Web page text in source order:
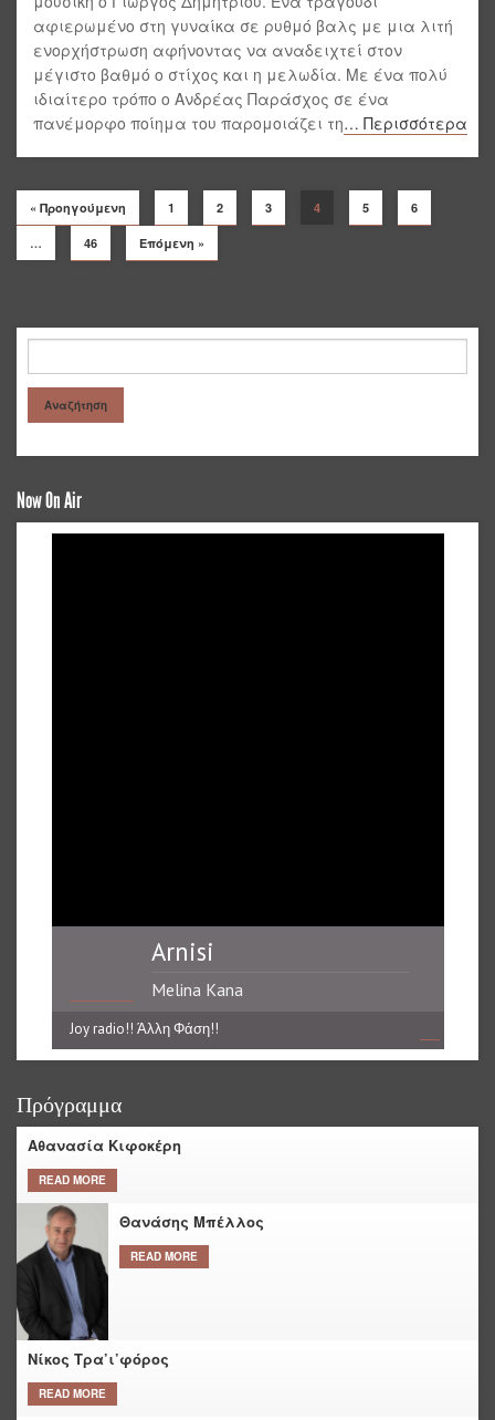
αφιερωμένο στη γυναίκα σε ρυθμό βαλς με μια λιτή
ενορχήστρωση αφήνοντας να αναδειχτεί στον
μέγιστο βαθμό ο στίχος και η μελωδία. Με ένα πολύ
ιδιαίτερο τρόπο ο Ανδρέας Παράσχος σε ένα
πανέμορφο ποίημα του παρομοιάζει τη… Περισσότερα
« Προηγούμενη 1 2 3 4 5 6
… 46 Επόμενη »
Now On Air
Arnisi
Melina Kana
Joy radio!! Άλλη Φάση!!
Πρόγραμμα
Αθανασία Κιφοκέρη
READ MORE
Θανάσης Μπέλλος
READ MORE
Νίκος Τρα’ι’φόρος
READ MORE